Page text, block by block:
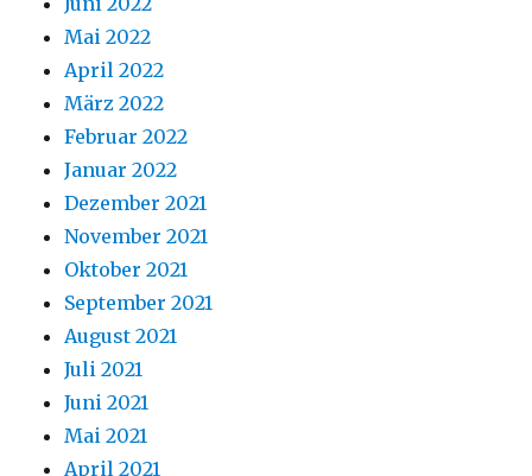
Mai 2022
April 2022
März 2022
Februar 2022
Januar 2022
Dezember 2021
November 2021
Oktober 2021
September 2021
August 2021
Juli 2021
Juni 2021
Mai 2021
April 2021